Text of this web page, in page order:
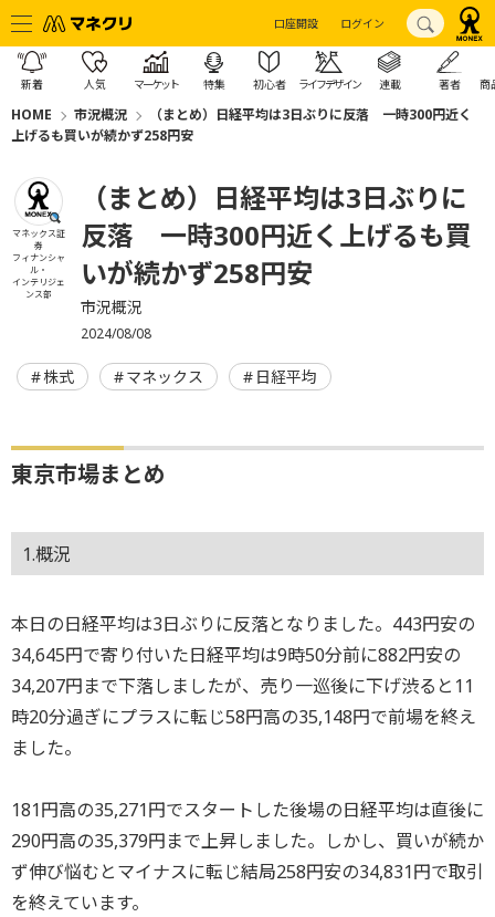
口座開設 ログイン
新着 人気 マーケット 特集 初心者 ライフデザイン 連載 著者 商
HOME 市況概況
（まとめ）日経平均は3日ぶりに反落 一時300円近く
上げるも買いが続かず258円安
マネックス証
券
フィナンシャ
ル・
インテリジェ
ンス部
（まとめ）日経平均は3日ぶりに
反落 一時300円近く上げるも買
いが続かず258円安
市況概況
2024/08/08
株式 マネックス 日経平均
東京市場まとめ
1.概況
本日の日経平均は3日ぶりに反落となりました。443円安の
34,645円で寄り付いた日経平均は9時50分前に882円安の
34,207円まで下落しましたが、売り一巡後に下げ渋ると11
時20分過ぎにプラスに転じ58円高の35,148円で前場を終え
ました。
181円高の35,271円でスタートした後場の日経平均は直後に
290円高の35,379円まで上昇しました。しかし、買いが続か
ず伸び悩むとマイナスに転じ結局258円安の34,831円で取引
を終えています。